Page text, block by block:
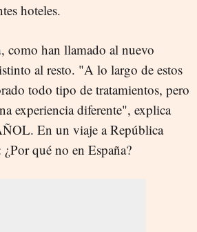
hoteles.
, como han llamado al nuevo
al resto. "A lo largo de estos
todo tipo de tratamientos, pero
experiencia diferente", explica
En un viaje a República
qué no en España?